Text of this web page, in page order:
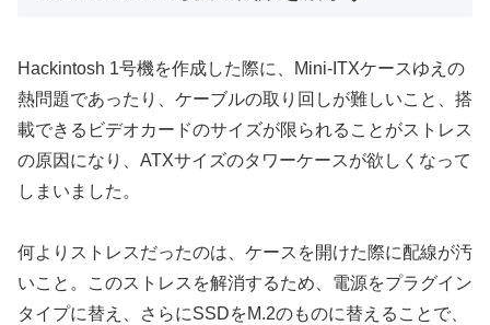
Hackintosh 1号機を作成した際に、Mini-ITXケースゆえの
熱問題であったり、ケーブルの取り回しが難しいこと、搭
載できるビデオカードのサイズが限られることがストレス
の原因になり、ATXサイズのタワーケースが欲しくなって
しまいました。
何よりストレスだったのは、ケースを開けた際に配線が汚
いこと。このストレスを解消するため、電源をプラグイン
タイプに替え、さらにSSDをM.2のものに替えることで、